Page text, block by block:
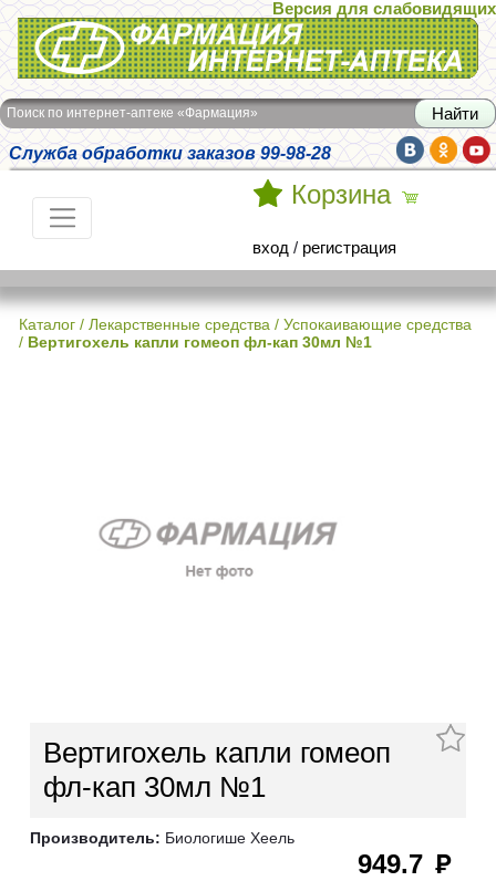
Интернет-аптека Фармация
Версия для слабовидящих
Поиск по интернет-аптеке «Фармация»
Служба обработки заказов 99-98-28
Корзина
вход / регистрация
Каталог / Лекарственные средства / Успокаивающие средства
/ Вертигохель капли гомеоп фл-кап 30мл №1
Вертигохель капли гомеоп
фл-кап 30мл №1
Производитель: Биологише Хеель
949.7 руб